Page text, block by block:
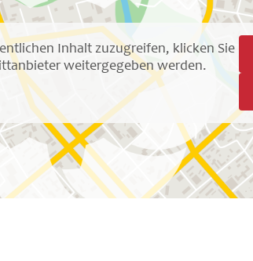
Inhalt zuzugreifen, klicken Sie
weitergegeben werden.